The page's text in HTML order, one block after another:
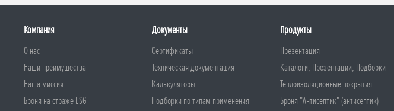
Компания
О нас
Наши преимущества
Наша миссия
Броня на страже ESG
Документы
Сертификаты
Техническая документация
Калькуляторы
Подборки по типам применения
Продукты
Презентация
Каталоги, Презентации, Подборки
Теплоизоляционные покрытия
Броня "Антисептик" (антисептик)